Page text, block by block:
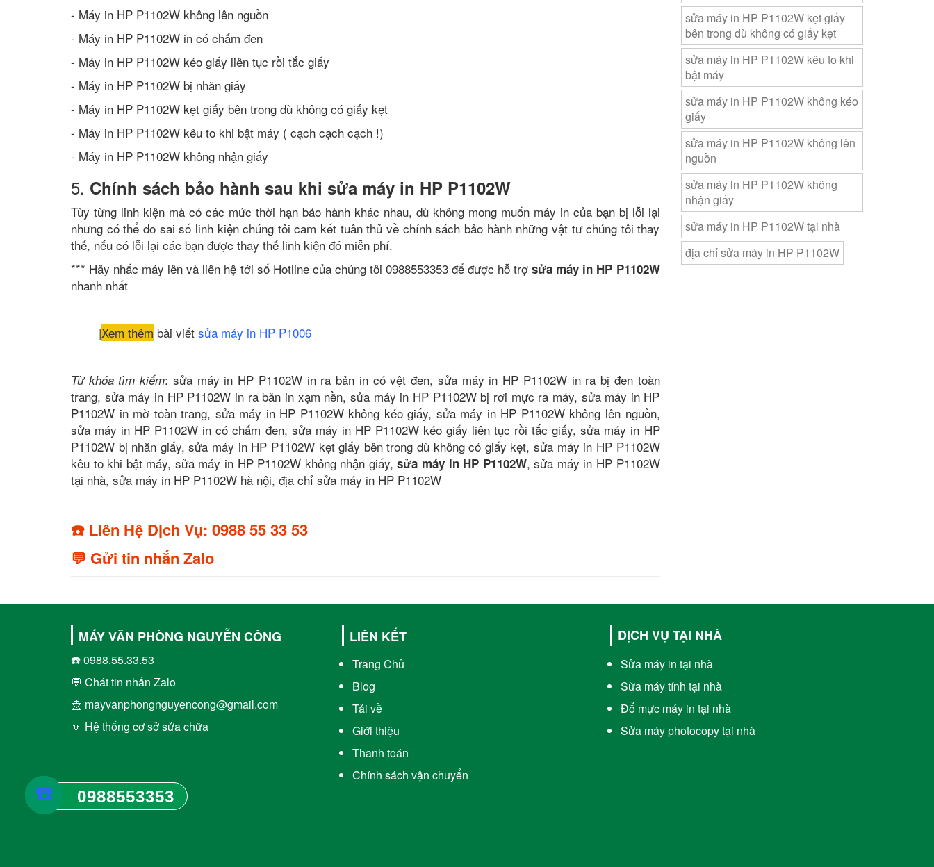
- Máy in HP P1102W không lên nguồn
- Máy in HP P1102W in có chấm đen
- Máy in HP P1102W kéo giấy liên tục rồi tắc giấy
- Máy in HP P1102W bị nhăn giấy
- Máy in HP P1102W kẹt giấy bên trong dù không có giấy kẹt
- Máy in HP P1102W kêu to khi bật máy ( cạch cạch cạch !)
- Máy in HP P1102W không nhận giấy
5. Chính sách bảo hành sau khi sửa máy in HP P1102W
Tùy từng linh kiện mà có các mức thời hạn bảo hành khác nhau, dù không mong muốn máy in của bạn bị lỗi lại
nhưng có thể do sai số linh kiện chúng tôi cam kết tuân thủ về chính sách bảo hành những vật tư chúng tôi thay
thế, nếu có lỗi lại các bạn được thay thế linh kiện đó miễn phí.
*** Hãy nhấc máy lên và liên hệ tới số Hotline của chúng tôi 0988553353 để được hỗ trợsửa máy in HP P1102W
nhanh nhất
|Xem thêm bài viết sửa máy in HP P1006
Từ khóa tìm kiếm: sửa máy in HP P1102W in ra bản in có vệt đen, sửa máy in HP P1102W in ra bị đen toàn
trang, sửa máy in HP P1102W in ra bản in xạm nền, sửa máy in HP P1102W bị rơi mực ra máy, sửa máy in HP
P1102W in mờ toàn trang, sửa máy in HP P1102W không kéo giấy, sửa máy in HP P1102W không lên nguồn,
sửa máy in HP P1102W in có chấm đen, sửa máy in HP P1102W kéo giấy liên tục rồi tắc giấy, sửa máy in HP
P1102W bị nhăn giấy, sửa máy in HP P1102W kẹt giấy bên trong dù không có giấy kẹt, sửa máy in HP P1102W
kêu to khi bật máy, sửa máy in HP P1102W không nhận giấy,sửa máy in HP P1102W, sửa máy in HP P1102W
tại nhà, sửa máy in HP P1102W hà nội, địa chỉ sửa máy in HP P1102W
☎️ Liên Hệ Dịch Vụ: 0988 55 33 53
💬 Gửi tin nhắn Zalo
sửa máy in HP P1102W kẹt giấy
bên trong dù không có giấy kẹt
sửa máy in HP P1102W kêu to khi
bật máy
sửa máy in HP P1102W không kéo
giấy
sửa máy in HP P1102W không lên
nguồn
sửa máy in HP P1102W không
nhận giấy
sửa máy in HP P1102W tại nhà
địa chỉ sửa máy in HP P1102W
MÁY VĂN PHÒNG NGUYỄN CÔNG
☎️ 0988.55.33.53
💬 Chát tin nhắn Zalo
📩 mayvanphongnguyencong@gmail.com
🔽 Hệ thống cơ sở sửa chữa
LIÊN KẾT
Trang Chủ
Blog
Tải về
Giới thiệu
Thanh toán
Chính sách vận chuyển
DỊCH VỤ TẠI NHÀ
Sửa máy in tại nhà
Sửa máy tính tại nhà
Đổ mực máy in tại nhà
Sửa máy photocopy tại nhà
☎️ 0988553353